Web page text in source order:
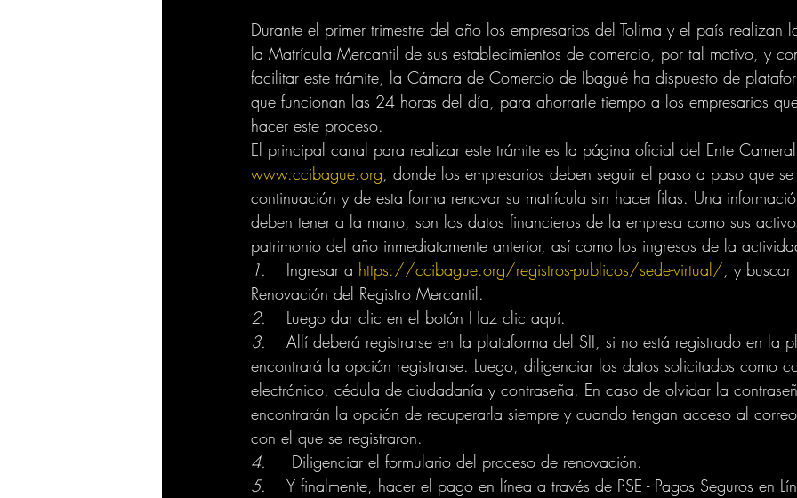
Durante el primer trimestre del año los empresarios del Tolima y el país realizan
la Matrícula Mercantil de sus establecimientos de comercio, por tal motivo, y
facilitar este trámite, la Cámara de Comercio de Ibagué ha dispuesto de
que funcionan las 24 horas del día, para ahorrarle tiempo a los empresarios
hacer este proceso.
El principal canal para realizar este trámite es la página oficial del Ente Cameral
www.ccibague.org, donde los empresarios deben seguir el paso a paso que
continuación y de esta forma renovar su matrícula sin hacer filas. Una
deben tener a la mano, son los datos financieros de la empresa como sus
patrimonio del año inmediatamente anterior, así como los ingresos de la
1.
	Ingresar a
https://ccibague.org/registros-publicos/sede-virtual/, y
Renovación del Registro Mercantil.
2.
	Luego dar clic en el botón Haz clic aquí.
3.
encontrará la opción registrarse. Luego, diligenciar los datos solicitados como
electrónico, cédula de ciudadanía y contraseña. En caso de olvidar la
encontrarán la opción de recuperarla siempre y cuando tengan acceso al
con el que se registraron.
4.
	 Diligenciar el formulario del proceso de renovación.
5.